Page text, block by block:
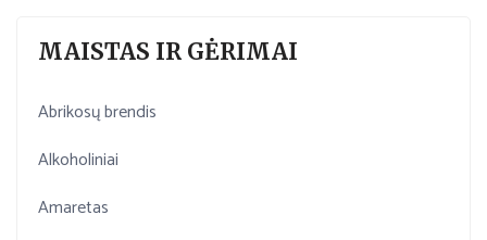
MAISTAS IR GĖRIMAI
Abrikosų brendis
Alkoholiniai
Amaretas